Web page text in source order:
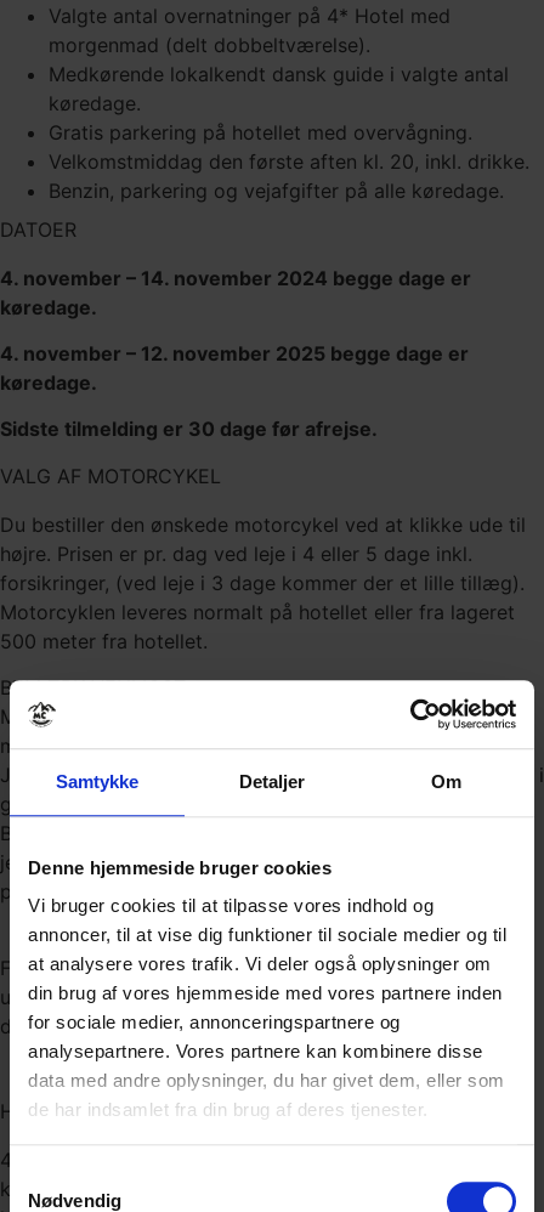
Samtykke Detaljer Om
Denne hjemmeside bruger cookies
Vi bruger cookies til at tilpasse vores indhold og
annoncer, til at vise dig funktioner til sociale medier og til
at analysere vores trafik. Vi deler også oplysninger om
din brug af vores hjemmeside med vores partnere inden
for sociale medier, annonceringspartnere og
analysepartnere. Vores partnere kan kombinere disse
data med andre oplysninger, du har givet dem, eller som
de har indsamlet fra din brug af deres tjenester.
Nødvendig
Valgte antal overnatninger på 4* Hotel med
morgenmad (delt dobbeltværelse).
Medkørende lokalkendt dansk guide i valgte antal
køredage.
Gratis parkering på hotellet med overvågning.
Velkomstmiddag den første aften kl. 20, inkl. drikke.
Benzin, parkering og vejafgifter på alle køredage.
DATOER
4. november – 14. november 2024 begge dage er
køredage.
4. november – 12. november 2025 begge dage er
køredage.
Sidste tilmelding er 30 dage før afrejse.
VALG AF MOTORCYKEL
Du bestiller den ønskede motorcykel ved at klikke ude til
højre. Prisen er pr. dag ved leje i 4 eller 5 dage inkl.
forsikringer, (ved leje i 3 dage kommer der et lille tillæg).
Motorcyklen leveres normalt på hotellet eller fra lageret
500 meter fra hotellet.
BEMÆRK VENLIGST:
Motorcykel udlejerne har højsæson i peroden oktober –
maj.
Jeg anbefaler derfor at du bestiller den MC du vil køre på i
god tid, helst min. 90 dage før MC – Ferien starter.
Bestiller du den ønskede MC inden de 90 dage, garantere
jeg levering af lige den model du ønsker og giver også
prisgaranti.
Finder du ikke den MC du ønsker at køre på i kolonnen
ude til højre, så endelig kontakt mig, så hjælper jeg med
dette.
HOTELBESKRIVELSE
4* Lejlighedshotel med eget køkken. Her kan du lave en
kop kaffe på værelset eller snuppe kolde drikke fra